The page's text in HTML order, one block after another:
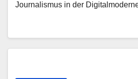
Journalismus in der